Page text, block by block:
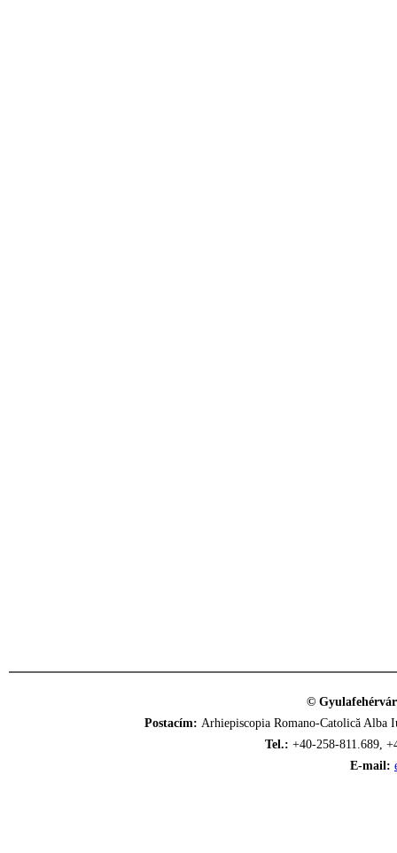
©
Postacím: Arhiepiscopia Romano-Catolică
Tel.: +40-258-811.689,
E-mail: